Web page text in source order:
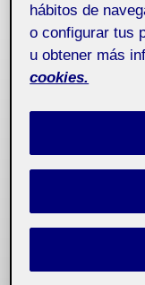
hábitos de
o configurar tus
u obtener más
cookies.